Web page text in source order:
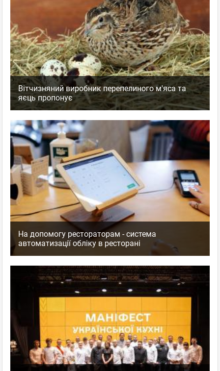
Вітчизняний виробник перепелиного м'яса та
яєць пропонує
На допомогу рестораторам - система
автоматизації обліку в ресторані